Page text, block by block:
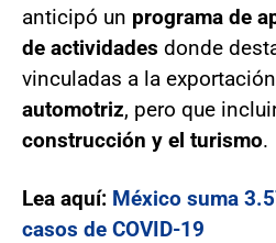
anticipó un programa de
de actividades donde
vinculadas a la
automotriz, pero que
construcción y el turismo.
Lea aquí: México suma
casos de COVID-19